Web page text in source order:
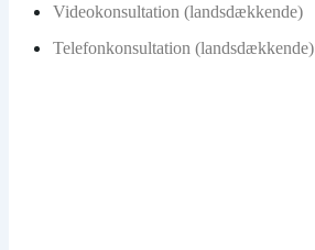
Videokonsultation (landsdækkende)
Telefonkonsultation (landsdækkende)